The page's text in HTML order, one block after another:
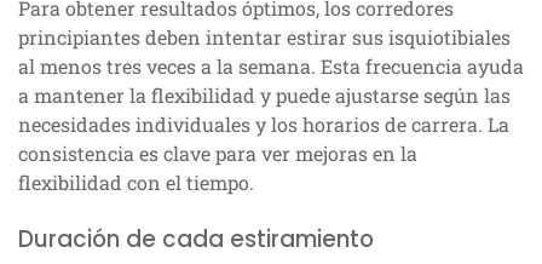
Para obtener resultados óptimos, los corredores
principiantes deben intentar estirar sus isquiotibiales
al menos tres veces a la semana. Esta frecuencia ayuda
a mantener la flexibilidad y puede ajustarse según las
necesidades individuales y los horarios de carrera. La
consistencia es clave para ver mejoras en la
flexibilidad con el tiempo.
Duración de cada estiramiento